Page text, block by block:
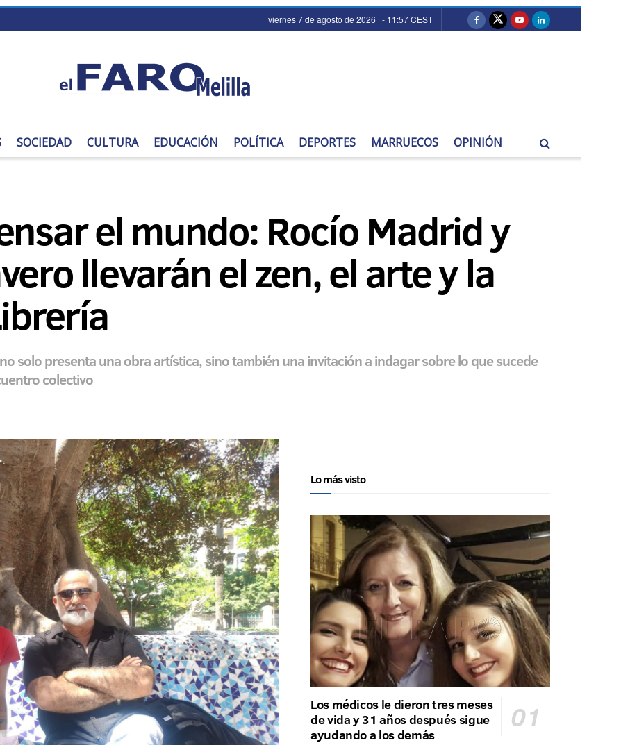
viernes 7 de agosto de 2026 - 11:57 CEST
SOCIEDAD CULTURA EDUCACIÓN POLÍTICA DEPORTES MARRUECOS OPINIÓN
el mundo: Rocío Madrid y
llevarán el zen, el arte y la
solo presenta una obra artística, sino también una invitación a indagar sobre lo que sucede
colectivo
Lo más visto
Los médicos le dieron tres meses
de vida y 31 años después sigue
ayudando a los demás